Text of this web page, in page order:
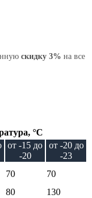
скидку 3% на все
°C
от -15 до
-20
от -20 до
-23
70
70
80 130